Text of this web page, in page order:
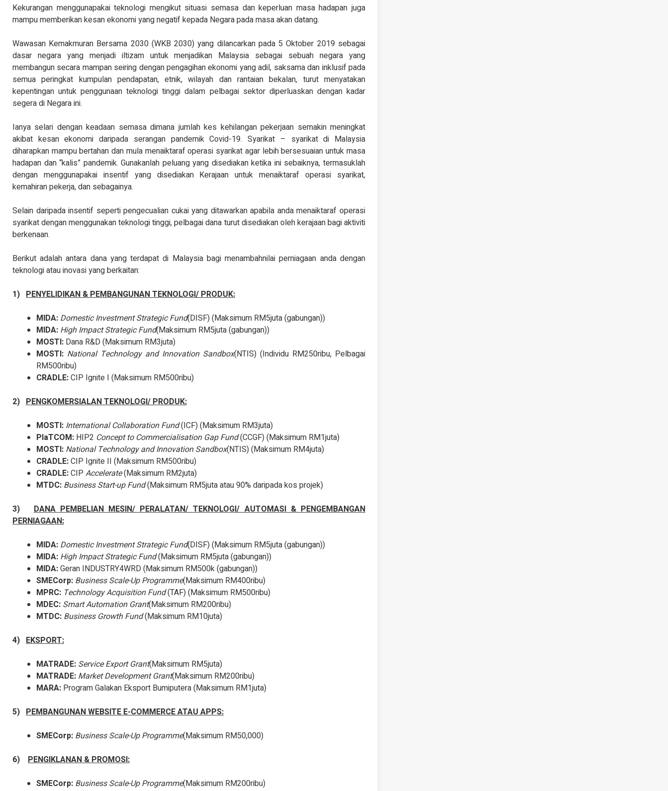
Kekurangan menggunapakai teknologi mengikut situasi semasa dan keperluan masa hadapan juga
mampu memberikan kesan ekonomi yang negatif kepada Negara pada masa akan datang.
Wawasan Kemakmuran Bersama 2030 (WKB 2030) yang dilancarkan pada 5 Oktober 2019 sebagai
dasar negara yang menjadi iltizam untuk menjadikan Malaysia sebagai sebuah negara yang
membangun secara mampan seiring dengan pengagihan ekonomi yang adil, saksama dan inklusif pada
semua peringkat kumpulan pendapatan, etnik, wilayah dan rantaian bekalan, turut menyatakan
kepentingan untuk penggunaan teknologi tinggi dalam pelbagai sektor diperluaskan dengan kadar
segera di Negara ini.
Ianya selari dengan keadaan semasa dimana jumlah kes kehilangan pekerjaan semakin meningkat
akibat kesan ekonomi daripada serangan pandemik Covid-19. Syarikat – syarikat di Malaysia
diharapkan mampu bertahan dan mula menaiktaraf operasi syarikat agar lebih bersesuaian untuk masa
hadapan dan “kalis” pandemik. Gunakanlah peluang yang disediakan ketika ini sebaiknya, termasuklah
dengan menggunapakai insentif yang disediakan Kerajaan untuk menaiktaraf operasi syarikat,
kemahiran pekerja, dan sebagainya.
Selain daripada insentif seperti pengecualian cukai yang ditawarkan apabila anda menaiktaraf operasi
syarikat dengan menggunakan teknologi tinggi, pelbagai dana turut disediakan oleh kerajaan bagi aktiviti
berkenaan.
Berikut adalah antara dana yang terdapat di Malaysia bagi menambahnilai perniagaan anda dengan
teknologi atau inovasi yang berkaitan:
1) PENYELIDIKAN & PEMBANGUNAN TEKNOLOGI/ PRODUK:
MIDA: Domestic Investment Strategic Fund(DISF) (Maksimum RM5juta (gabungan))
MIDA: High Impact Strategic Fund(Maksimum RM5juta (gabungan))
MOSTI: Dana R&D (Maksimum RM3juta)
MOSTI: National Technology and Innovation Sandbox(NTIS) (Individu RM250ribu, Pelbagai
RM500ribu)
CRADLE:CIP Ignite I (Maksimum RM500ribu)
2) PENGKOMERSIALAN TEKNOLOGI/ PRODUK:
MOSTI: International Collaboration Fund(ICF) (Maksimum RM3juta)
PlaTCOM: HIP2 Concept to Commercialisation Gap Fund(CCGF) (Maksimum RM1juta)
MOSTI: National Technology and Innovation Sandbox(NTIS) (Maksimum RM4juta)
CRADLE:CIP Ignite II (Maksimum RM500ribu)
CRADLE:CIP Accelerate(Maksimum RM2juta)
MTDC: Business Start-up Fund(Maksimum RM5juta atau 90% daripada kos projek)
3) DANA PEMBELIAN MESIN/ PERALATAN/ TEKNOLOGI/ AUTOMASI & PENGEMBANGAN
PERNIAGAAN:
MIDA: Domestic Investment Strategic Fund(DISF) (Maksimum RM5juta (gabungan))
MIDA: High Impact Strategic Fund(Maksimum RM5juta (gabungan))
MIDA:Geran INDUSTRY4WRD (Maksimum RM500k (gabungan))
SMECorp: Business Scale-Up Programme(Maksimum RM400ribu)
MPRC: Technology Acquisition Fund(TAF) (Maksimum RM500ribu)
MDEC: Smart Automation Grant(Maksimum RM200ribu)
MTDC: Business Growth Fund(Maksimum RM10juta)
4) EKSPORT:
MATRADE: Service Export Grant(Maksimum RM5juta)
MATRADE: Market Development Grant(Maksimum RM200ribu)
MARA: Program Galakan Eksport Bumiputera (Maksimum RM1juta)
5) PEMBANGUNAN WEBSITE E-COMMERCE ATAU APPS:
SMECorp: Business Scale-Up Programme(Maksimum RM50,000)
6)
PENGIKLANAN & PROMOSI:
SMECorp: Business Scale-Up Programme(Maksimum RM200ribu)